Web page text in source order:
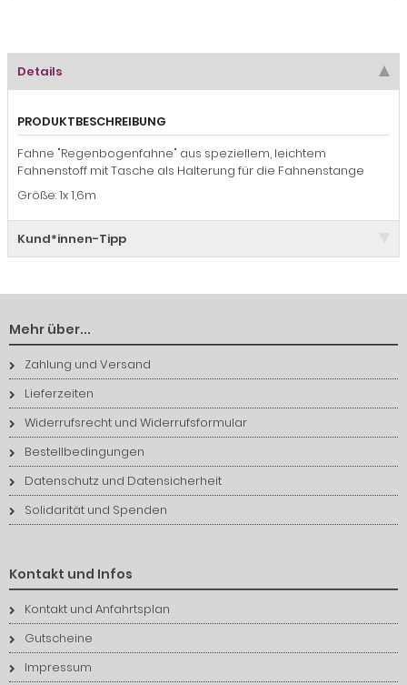
Details
PRODUKTBESCHREIBUNG
Fahne "Regenbogenfahne" aus speziellem, leichtem
Fahnenstoff mit Tasche als Halterung für die Fahnenstange
Größe: 1x 1,6m
Kund*innen-Tipp
Mehr über...
Zahlung und Versand
Lieferzeiten
Widerrufsrecht und Widerrufsformular
Bestellbedingungen
Datenschutz und Datensicherheit
Solidarität und Spenden
Kontakt und Infos
Kontakt und Anfahrtsplan
Gutscheine
Impressum